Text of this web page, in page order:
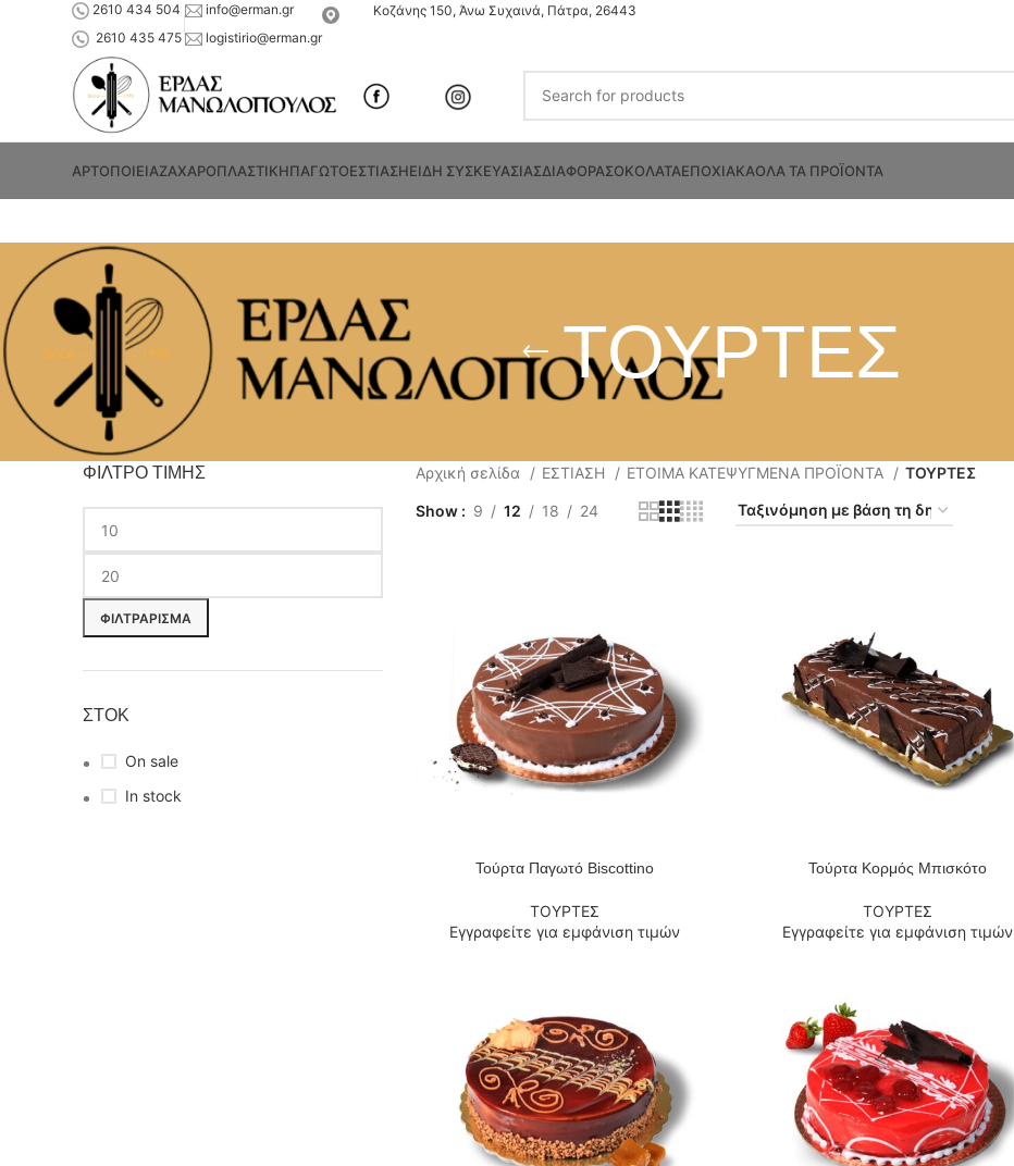
2610 434 504
2610 435 475
info@erman.gr
logistirio@erman.gr
Κοζάνης 150, Άνω Συχαινά, Πάτρα, 26443
ΑΡΤΟΠΟΙΕΙΑΖΑΧΑΡΟΠΛΑΣΤΙΚΗΠΑΓΩΤΟΕΣΤΙΑΣΗΕΙΔΗ ΣΥΣΚΕΥΑΣΙΑΣΔΙΑΦΟΡΑΣΟΚΟΛΑΤΑΕΠΟΧΙΑΚΑΟΛΑ ΤΑ ΠΡΟΪΟΝΤΑ
ΤΟΥΡΤΕΣ
ΦΙΛΤΡΟ ΤΙΜΗΣ
ΦΙΛΤΡΆΡΙΣΜΑ
ΣΤΟΚ
On sale
In stock
Αρχική σελίδα ΕΣΤΙΑΣΗ ΕΤΟΙΜΑ ΚΑΤΕΨΥΓΜΕΝΑ ΠΡΟΪΟΝΤΑ ΤΟΥΡΤΕΣ
Show 9 12 18 24
ΔΙΑΒΆΣΤΕ ΠΕΡΙΣΣΌΤΕΡΑ
Τούρτα Παγωτό Biscottino
ΤΟΥΡΤΕΣ
Εγγραφείτε για εμφάνιση τιμών
ΔΙΑΒΆΣΤΕ ΠΕΡΙΣΣΌΤΕΡΑ
Τούρτα Κορμός Μπισκότο
ΤΟΥΡΤΕΣ
Εγγραφείτε για εμφάνιση τιμών